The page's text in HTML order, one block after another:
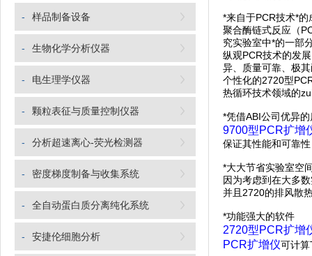
- 样品制备设备
- 生物化学分析仪器
- 电生理学仪器
- 颗粒表征与质量控制仪器
- 分析超速离心-荧光检测器
- 密度梯度制备与收集系统
- 全自动蛋白质分离纯化系统
- 安捷伦细胞分析
*来自于PCR技术*的
聚合酶链式反应（
究实验室中*的一部
纵观PCR技术的发
异、质量可靠、极
个性化的2720型
热循环技术领域的
*凭借ABI公司优异
9700型PCR扩增
保证其性能和可靠
*大大节省实验室空
因为考虑到在大多
并且2720的排风散
*功能强大的软件
2720型PCR扩增
PCR扩增仪可计